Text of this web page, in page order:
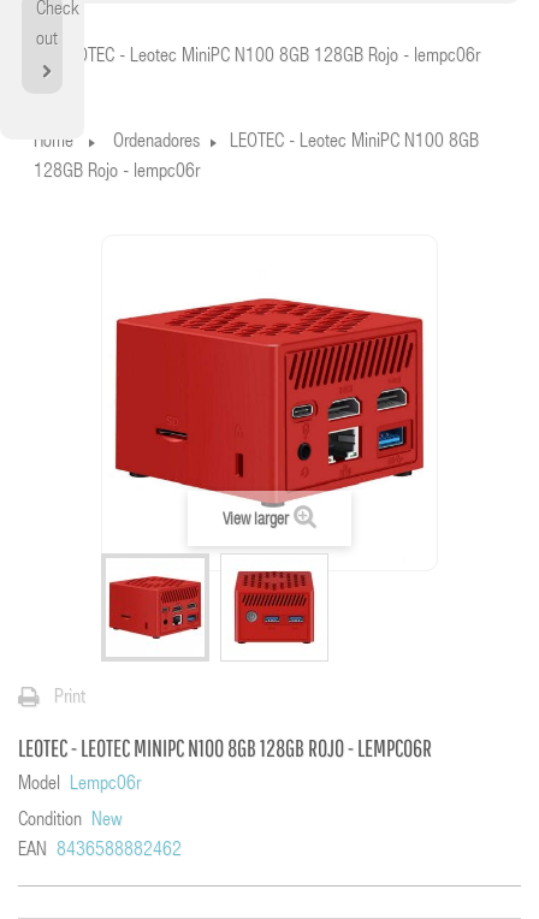
Check
out
Home
LEOTEC - Leotec MiniPC N100 8GB 128GB Rojo - lempc06r
Home Ordenadores
LEOTEC - Leotec MiniPC N100 8GB
128GB Rojo - lempc06r
View larger
Print
LEOTEC - LEOTEC MINIPC N100 8GB 128GB ROJO - LEMPC06R
Model
Lempc06r
Condition New
EAN 8436588882462